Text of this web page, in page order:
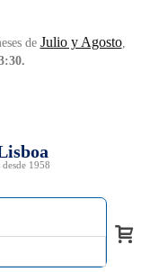
de Julio y Agosto,
1958